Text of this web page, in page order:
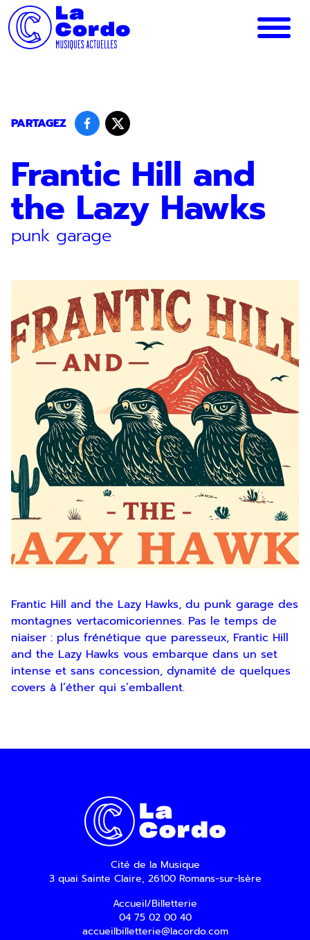
Panneau de gestion des cookies
PARTAGEZ
Frantic Hill and
the Lazy Hawks
punk garage
Frantic Hill and the Lazy Hawks, du punk garage des
montagnes vertacomicoriennes. Pas le temps de
niaiser : plus frénétique que paresseux, Frantic Hill
and the Lazy Hawks vous embarque dans un set
intense et sans concession, dynamité de quelques
covers à l’éther qui s’emballent.
Cité de la Musique
3 quai Sainte Claire, 26100 Romans-sur-Isère
Accueil/Billetterie
04 75 02 00 40
accueilbilletterie@lacordo.com
Inscription
En indiquant votre adresse email, vous
consentez à recevoir notre lettre
d’information par voie électronique. Vous
pouvez vous désinscrire à tout moment via
les liens de désinscription ou en nous
contactant. Pour en savoir plus, consultez